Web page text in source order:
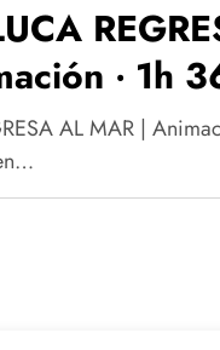
‧ 1h
AL MAR |